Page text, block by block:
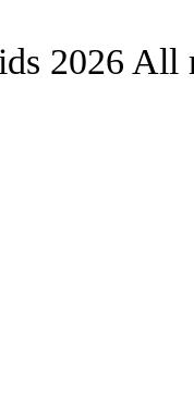
2026 All